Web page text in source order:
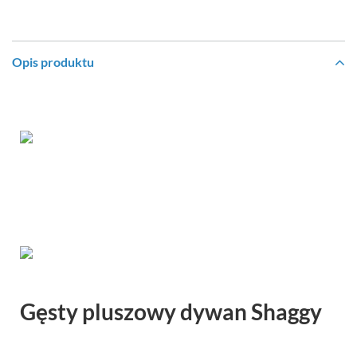
Opis produktu
Gęsty pluszowy dywan Shaggy